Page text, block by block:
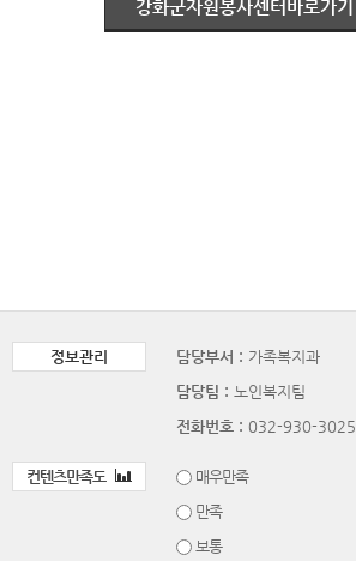
강화군자원봉사센터바로가기
정보관리 담당부서 : 가족복지과
담당팀 : 노인복지팀
전화번호 : 032-930-3025
컨텐츠만족도
매우만족
만족
보통